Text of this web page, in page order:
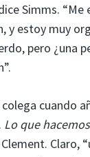
Simms. “Me
y estoy muy
pero ¿una
cuando
Lo que
Claro,